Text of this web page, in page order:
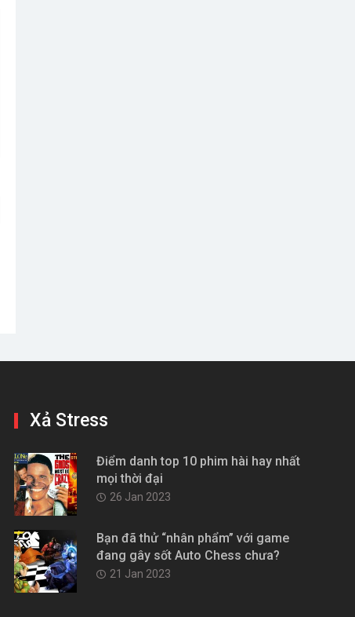
Xả Stress
Điểm danh top 10 phim hài hay nhất
mọi thời đại
26 Jan 2023
Bạn đã thử “nhân phẩm” với game
đang gây sốt Auto Chess chưa?
21 Jan 2023